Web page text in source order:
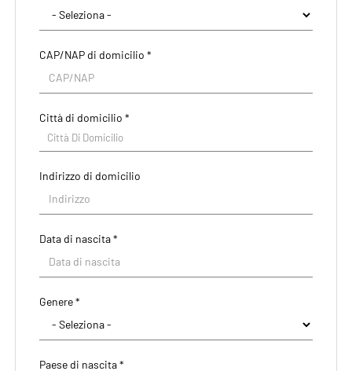
CAP/NAP di domicilio *
Città di domicilio *
Città Di Domicilio
Indirizzo di domicilio
Paese di residenza *
Regione/Cantone di residenza *
Data di nascita *
Genere *
Paese di nascita *